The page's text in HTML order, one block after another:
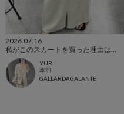
2026.07.16
私がこのスカートを買った理由は...
YURI
本部
GALLARDAGALANTE